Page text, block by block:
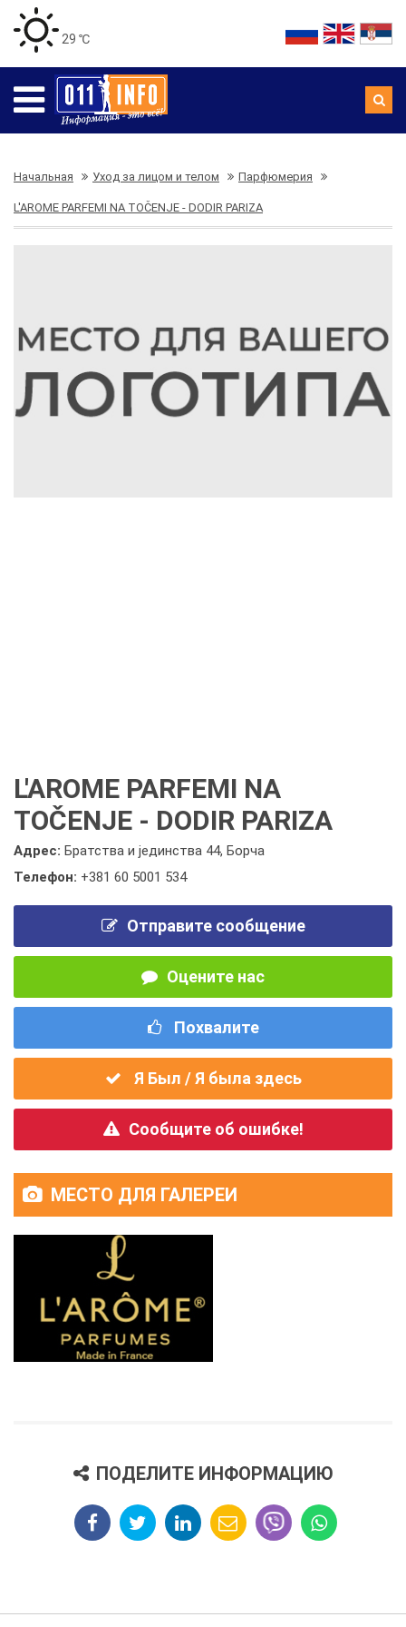
29 ℃
Начальная Уход за лицом и телом Парфюмерия
L'AROME PARFEMI NA TOČENJE - DODIR PARIZA
L'AROME PARFEMI NA
TOČENJE - DODIR PARIZA
Адрес: Братства и јединства 44, Борча
Телефон: +381 60 5001 534
Отправите сообщение
Оцените нас
Похвалите
Я Был / Я была здесь
Сообщите об ошибке!
МЕСТО ДЛЯ ГАЛЕРЕИ
ПОДЕЛИТЕ ИНФОРМАЦИЮ